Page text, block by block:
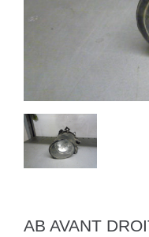
AB AVANT